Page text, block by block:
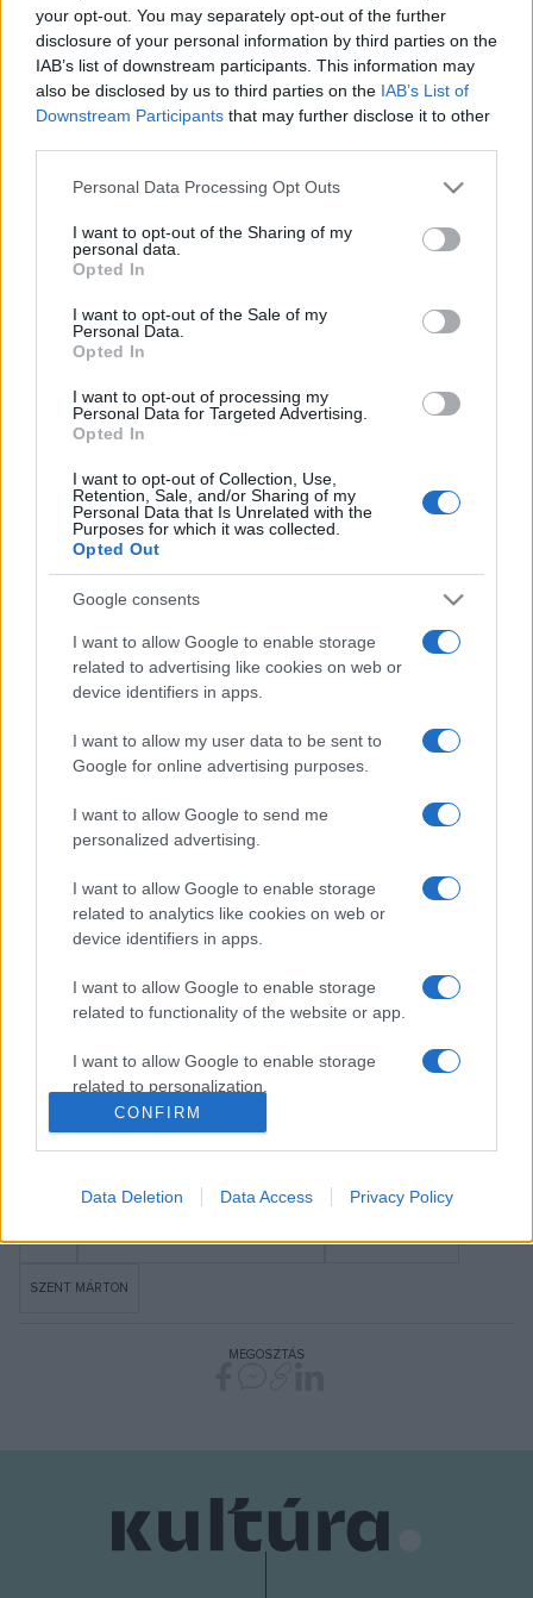
your opt-out. You may separately opt-out of the further
disclosure of your personal information by third parties on the
IAB’s list of downstream participants. This information may
also be disclosed by us to third parties on the IAB’s List of
Downstream Participants that may further disclose it to other
Please note that this website/app uses one or more Google
not limited to your visit or usage behaviour. You may click to
grant or deny consent to Google and its third-party tags to
use your data for below specified purposes in below Google
consent section.
Personal Data Processing Opt Outs
I want to opt-out of the Sharing of my
personal data.
Opted In
I want to opt-out of the Sale of my
Personal Data.
Opted In
I want to opt-out of processing my
Personal Data for Targeted Advertising.
Opted In
I want to opt-out of Collection, Use,
Retention, Sale, and/or Sharing of my
Personal Data that Is Unrelated with the
Purposes for which it was collected.
Opted Out
Google consents
I want to allow Google to enable storage
related to advertising like cookies on web or
device identifiers in apps.
I want to allow my user data to be sent to
Google for online advertising purposes.
I want to allow Google to send me
personalized advertising.
I want to allow Google to enable storage
related to analytics like cookies on web or
device identifiers in apps.
I want to allow Google to enable storage
related to functionality of the website or app.
I want to allow Google to enable storage
related to personalization.
I want to allow Google to enable storage
functionality and fraud prevention, and other
user protection.
CONFIRM
Data Deletion Data Access Privacy Policy
miatt a katonák, koldusok és számos mesterség
védőszentjeként is tisztelték. Élete erkölcsi példa, meg kell
viszont állapítanunk, hogy az általa képviselt értékek
kiveszőben vannak a posztmodern ember mindennapjaiból.
Miként közelíthet egy 21. századi laikus Márton alakjához,
hogyan érthető meg számunkra a püspök életszentsége?
Szent Márton személyének és üzenetének felfejtésében dr.
Kemecsi Lajos, a Néprajzi Múzeum főigazgatója, dr. Szávai
Tamás, Szent Márton-kutató és Szommer Ildikó, a Szent
Márton Programiroda vezetője lesznek segítségünkre.
A beszélgetés helyszíne: Budai Ciszterci Szent Imre
Időpontja: 2016. február 25. (csütörtök), 16 óra
regisztrációhoz kötött. Jelentkezni az
info@oroksegintezet.hu e-mail címen lehet.
Kövessen minket a Facebookon is:?Az irgalmas térítő? ?
kerekasztal-beszélgetés
HÍREK ÖRÖKSÉG KULTÚRPOLITIKAI INTÉZET ÖRÖKSÉG MŰHELY
SZENT MÁRTON
MEGOSZTÁS